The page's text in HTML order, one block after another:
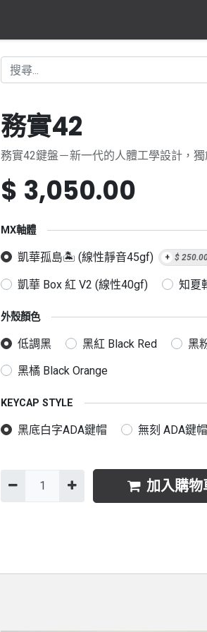
務實42
務實42鍵盤－新一代的人體工學設計，
$ 3,050.00
MX軸體
凱華孤島🏝️ (線性靜音45gf) + $
凱華 Box 紅 V2 (線性40gf) 知夏
外殼顏色
低調黑 黑紅 Black Red 黑
黑橘 Black Orange
KEYCAP STYLE
黑底白字ADA鍵帽 無刻 ADA鍵帽
加入購物